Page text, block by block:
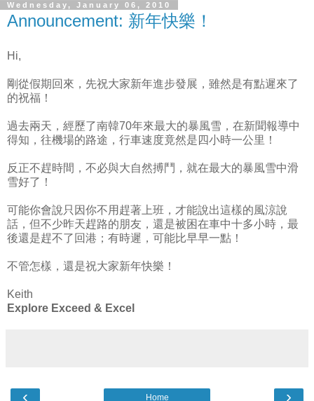
Wednesday, January 06, 2010
Announcement: 新年快樂！
Hi,
剛從假期回來，先祝大家新年進步發展，雖然是有點遲來了
的祝福！
過去兩天，經歷了南韓70年來最大的暴風雪，在新聞報導中
得知，往機場的路途，行車速度竟然是四小時一公里！
反正不趕時間，不必與大自然搏鬥，就在最大的暴風雪中滑
雪好了！
可能你會說只因你不用趕著上班，才能說出這樣的風涼說
話，但不少昨天趕路的朋友，還是被困在車中十多小時，最
後還是趕不了回港；有時遲，可能比早早一點！
不管怎樣，還是祝大家新年快樂！
Keith
Explore Exceed & Excel
‹ ›
Home